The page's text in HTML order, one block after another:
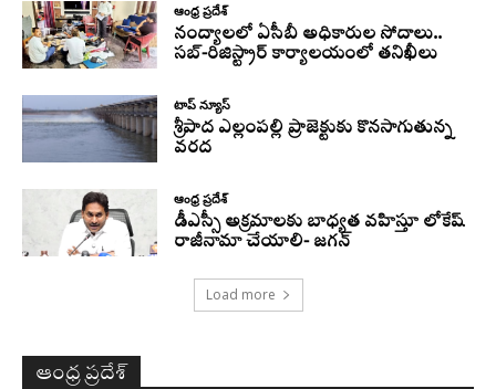
ఆంధ్ర ప్రదేశ్
నంద్యాలలో ఏసీబీ అధికారుల సోదాలు..
సబ్-రిజిస్ట్రార్ కార్యాలయంలో తనిఖీలు
టాప్ న్యూస్
శ్రీపాద ఎల్లంపల్లి ప్రాజెక్టుకు కొనసాగుతున్న
వరద
ఆంధ్ర ప్రదేశ్
డీఎస్సీ అక్రమాలకు బాధ్యత వహిస్తూ లోకేష్‌
రాజీనామా చేయాలి- జగన్
Load more
ఆంధ్ర ప్రదేశ్